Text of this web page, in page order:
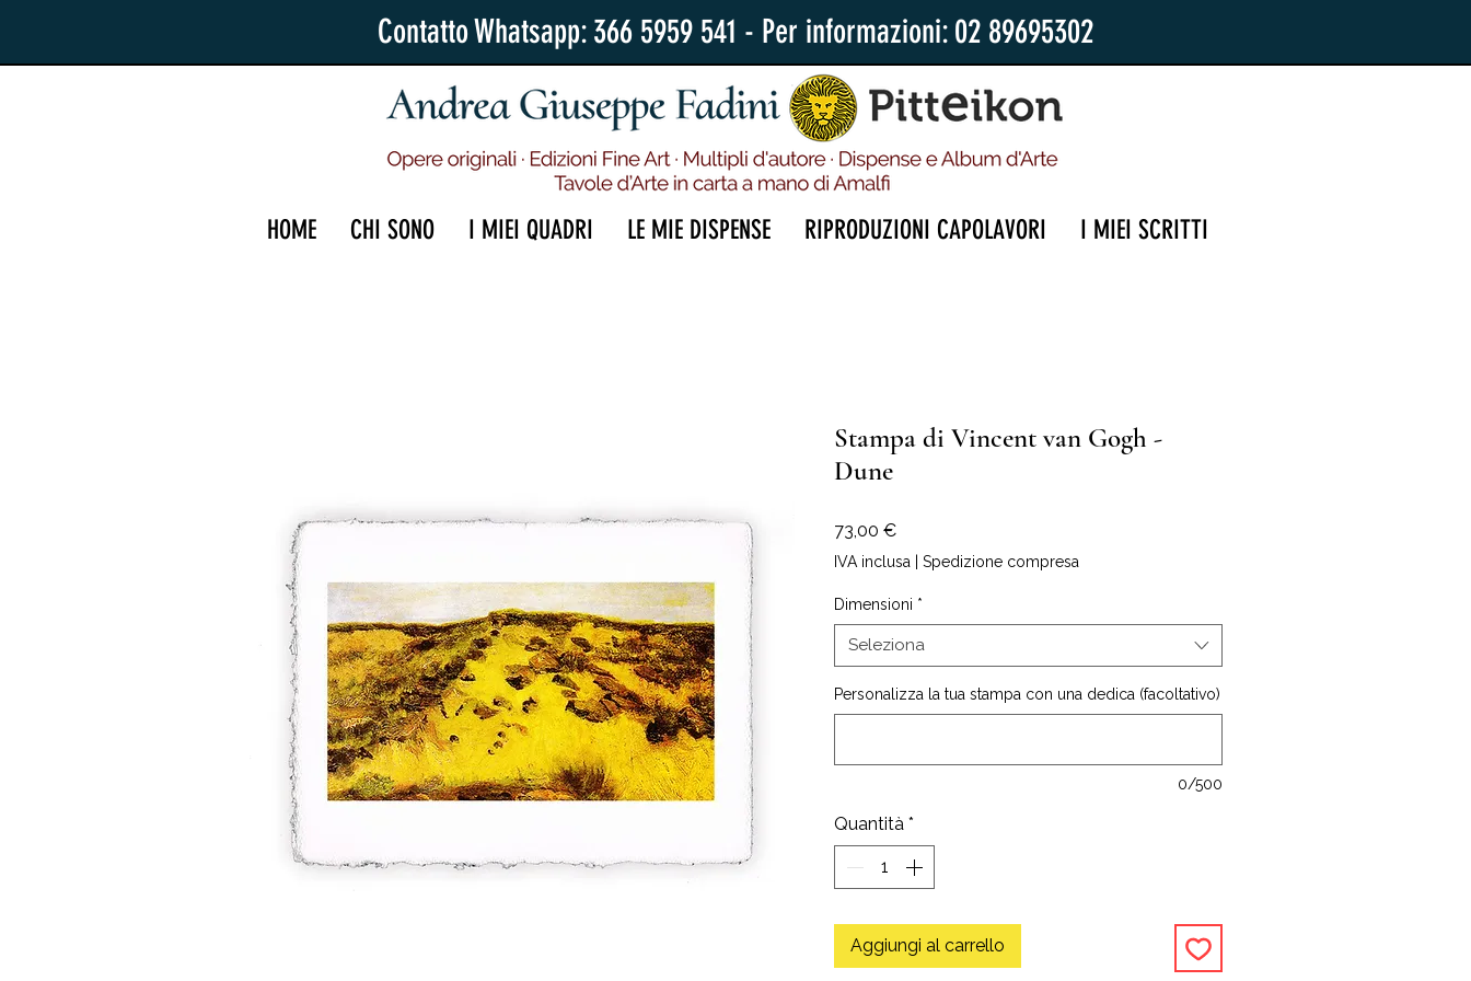
Contatto Whatsapp: 366 5959 541 - Per informazioni: 02 89695302
HOME CHI SONO I MIEI QUADRI LE MIE DISPENSE RIPRODUZIONI CAPOLAVORI I MIEI SCRITTI
Stampa di Vincent van Gogh -
Dune
73,00 €Prezzo
IVA inclusa Spedizione compresa
Dimensioni *
Seleziona
Personalizza la tua stampa con una dedica (facoltativo)
0/500
Quantità *
Aggiungi al carrello